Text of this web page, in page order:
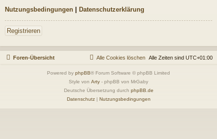
Nutzungsbedingungen | Datenschutzerklärung
Registrieren
Foren-Übersicht Alle Zeiten sind UTC+01:00
Alle Cookies löschen
Powered by phpBB® Forum Software © phpBB Limited
Style von Arty - phpBB von MrGaby
Deutsche Übersetzung durch phpBB.de
Datenschutz| Nutzungsbedingungen